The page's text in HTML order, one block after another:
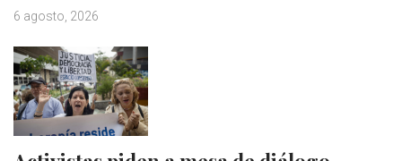
6 agosto, 2026